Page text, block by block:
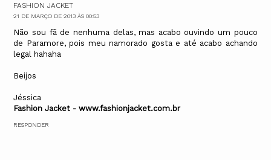
FASHION JACKET
21 DE MARÇO DE 2013 ÀS 00:53
Não sou fã de nenhuma delas, mas acabo ouvindo um pouco
de Paramore, pois meu namorado gosta e até acabo achando
legal hahaha
Beijos
Jéssica
Fashion Jacket - www.fashionjacket.com.br
RESPONDER